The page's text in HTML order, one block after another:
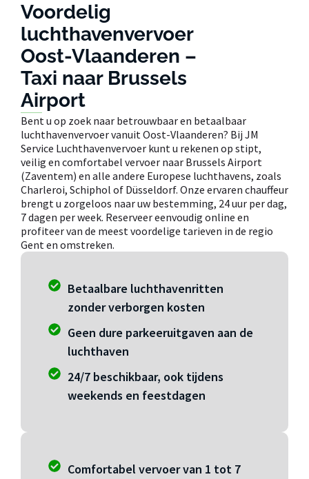
Voordelig
luchthavenvervoer
Oost-Vlaanderen –
Taxi naar Brussels
Airport
Bent u op zoek naar betrouwbaar en betaalbaar
luchthavenvervoer vanuit Oost-Vlaanderen? Bij JM
Service Luchthavenvervoer kunt u rekenen op stipt,
veilig en comfortabel vervoer naar Brussels Airport
(Zaventem) en alle andere Europese luchthavens, zoals
Charleroi, Schiphol of Düsseldorf. Onze ervaren chauffeur
brengt u zorgeloos naar uw bestemming, 24 uur per dag,
7 dagen per week. Reserveer eenvoudig online en
profiteer van de meest voordelige tarieven in de regio
Gent en omstreken.
Betaalbare luchthavenritten
zonder verborgen kosten
Geen dure parkeeruitgaven aan de
luchthaven
24/7 beschikbaar, ook tijdens
weekends en feestdagen
Comfortabel vervoer van 1 tot 7